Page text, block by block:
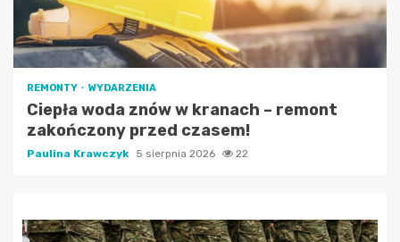
REMONTY WYDARZENIA
Ciepła woda znów w kranach – remont
zakończony przed czasem!
Paulina Krawczyk 5 sierpnia 2026 22